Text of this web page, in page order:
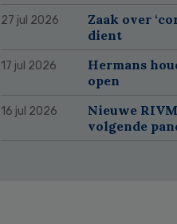
27 jul 2026
Zaak over
dient
17 jul 2026
Hermans
open
16 jul 2026
Nieuwe
volgende